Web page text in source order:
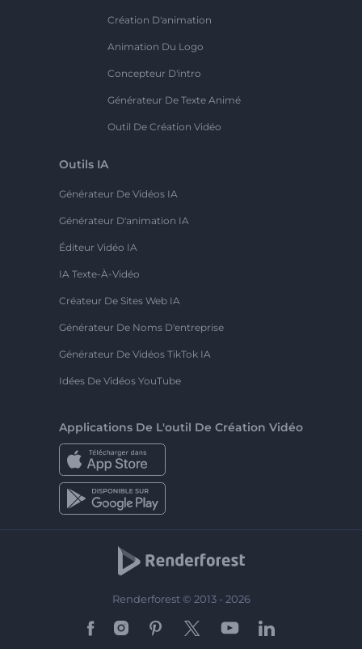
Création D'animation
Animation Du Logo
Concepteur D'intro
Générateur De Texte Animé
Outil De Création Vidéo
Outils IA
Générateur De Vidéos IA
Générateur D'animation IA
Éditeur Vidéo IA
IA Texte-À-Vidéo
Créateur De Sites Web IA
Générateur De Noms D'entreprise
Générateur De Vidéos TikTok IA
Idées De Vidéos YouTube
Applications De L'outil De Création Vidéo
Renderforest © 2013 - 2026